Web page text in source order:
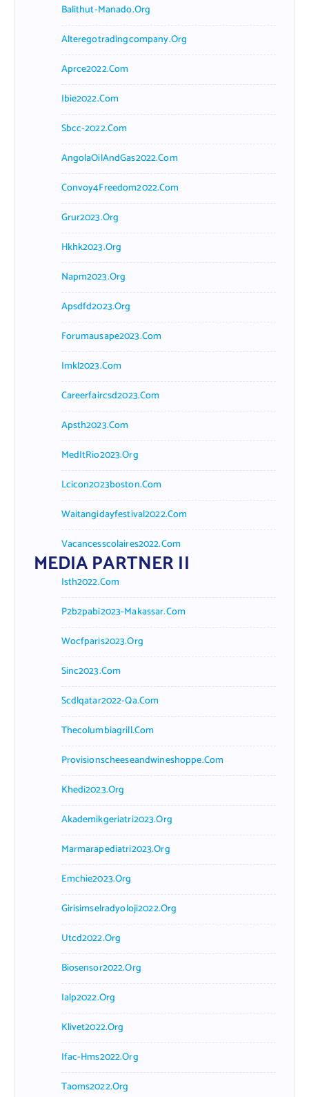
Balithut-Manado.org
Alteregotradingcompany.org
Aprce2022.com
Ibie2022.com
Sbcc-2022.com
AngolaOilAndGas2022.com
Convoy4Freedom2022.com
Grur2023.org
Hkhk2023.org
Napm2023.org
Apsdfd2023.org
Forumausape2023.com
Imkl2023.com
Careerfaircsd2023.com
Apsth2023.com
MedItRio2023.org
Lcicon2023boston.com
Waitangidayfestival2022.com
Vacancesscolaires2022.com
MEDIA PARTNER II
Isth2022.com
P2b2pabi2023-Makassar.com
Wocfparis2023.org
Sinc2023.com
Scdlqatar2022-Qa.com
Thecolumbiagrill.com
Provisionscheeseandwineshoppe.com
Khedi2023.org
Akademikgeriatri2023.org
Marmarapediatri2023.org
Emchie2023.org
Girisimselradyoloji2022.org
Utcd2022.org
Biosensor2022.org
Ialp2022.org
Klivet2022.org
Ifac-Hms2022.org
Taoms2022.org